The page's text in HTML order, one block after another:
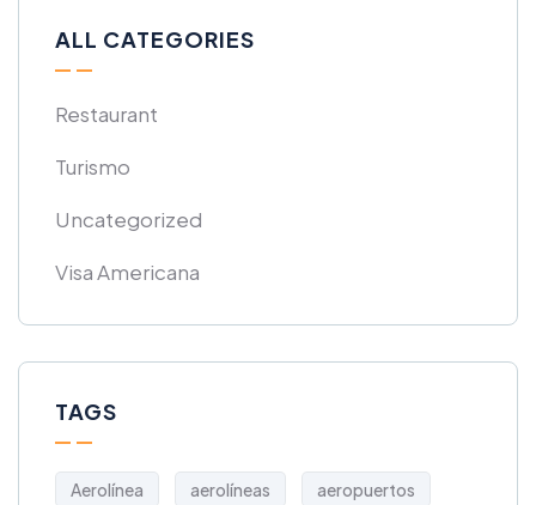
ALL CATEGORIES
Restaurant
Turismo
Uncategorized
Visa Americana
TAGS
Aerolínea aerolíneas aeropuertos